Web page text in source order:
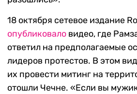
18 октября сетевое издание
опубликовало видео, где
ответил на предполагаемые
лидеров протестов. В этом
их провести митинг на
отошли Чечне. «Если вы